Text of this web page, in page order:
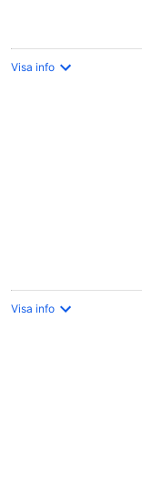
Visa info
Visa info